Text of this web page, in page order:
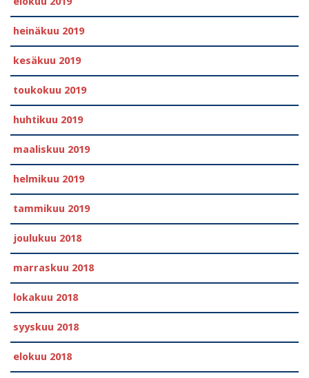
heinäkuu 2019
kesäkuu 2019
toukokuu 2019
huhtikuu 2019
maaliskuu 2019
helmikuu 2019
tammikuu 2019
joulukuu 2018
marraskuu 2018
lokakuu 2018
syyskuu 2018
elokuu 2018